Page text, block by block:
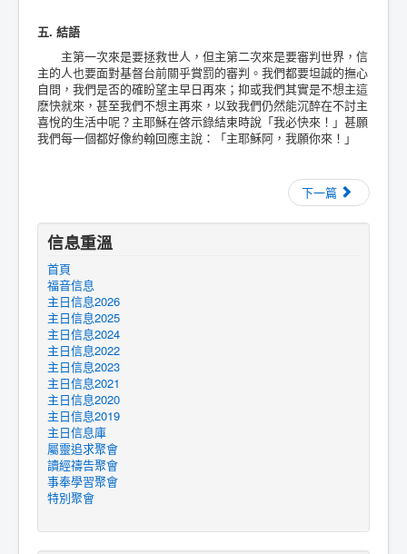
五. 結語
主第一次來是要拯救世人，但主第二次來是要審判世界，信
主的人也要面對基督台前關乎賞罰的審判。我們都要坦誠的撫心
自問，我們是否的確盼望主早日再來；抑或我們其實是不想主這
麽快就來，甚至我們不想主再來，以致我們仍然能沉醉在不討主
喜悅的生活中呢？主耶穌在啓示錄結束時說「我必快來！」甚願
我們每一個都好像約翰回應主說：「主耶穌阿，我願你來！」
下一篇
信息重溫
首頁
福音信息
主日信息2026
主日信息2025
主日信息2024
主日信息2022
主日信息2023
主日信息2021
主日信息2020
主日信息2019
主日信息庫
屬靈追求聚會
讀經禱告聚會
事奉學習聚會
特別聚會